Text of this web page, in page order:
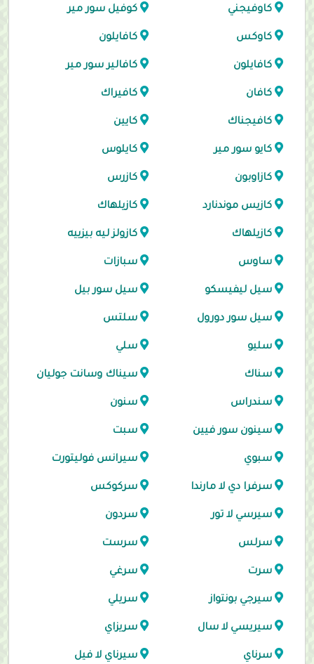
كاوفيجني كوفيل سور مير
كاوكس كافايلون
كافايلون كافالير سور مير
كافان كافيراك
كافيجناك كايين
كايو سور مير كايلوس
كازاوبون كازرس
كازيس موندنارد كازيلهاك
كازيلهاك كازولز ليه بيزييه
ساوس سبازات
سيل ليفيسكو سيل سور بيل
سيل سور دورول سلتس
سليو سلي
سناك سيناك وسانت جوليان
سندراس سنون
سينون سور فيين سبت
سبوي سيرانس فوليتورت
سرفرا دي لا مارندا سركوكس
سيرسي لا تور سردون
سرلس سرست
سرت سرغي
سيرجي بونتواز سريلي
سيريسي لا سال سريزاي
سرناي سيرناي لا فيل